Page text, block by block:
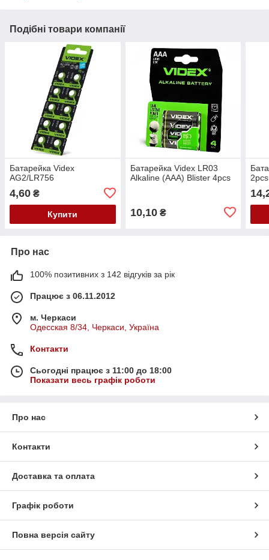
Подібні товари компанії
Батарейка Videx
AG2/LR756
4,60 ₴
Купити
Батарейка Videx LR03
Alkaline (AAA) Blister 4pcs
10,10₴
2pcs
Про нас
100% позитивних з 142 відгуків за рік
Працює з 06.11.2012
м. Черкаси
Одесская 8/34, Черкаси, Україна
Контакти
Сьогодні працює з 11:00 до 18:00
Показати весь графік роботи
Про нас
Контакти
Доставка та оплата
Графік роботи
Повна версія сайту